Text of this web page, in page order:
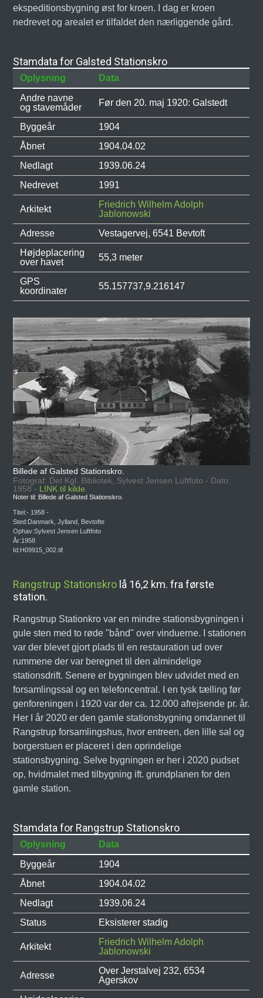
ekspeditionsbygning øst for kroen. I dag er kroen
nedrevet og arealet er tilfaldet den nærliggende gård.
Stamdata for Galsted Stationskro
Oplysning
Data
Andre navne
og stavemåder
Før den 20. maj 1920: Galstedt
Byggeår
1904
Åbnet
1904.04.02
Nedlagt
1939.06.24
Nedrevet
1991
Arkitekt
Friedrich Wilhelm Adolph
Jablonowski
Adresse
Vestagervej, 6541 Bevtoft
Højdeplacering
over havet
55,3 meter
GPS
koordinater
55.157737,9.216147
Billede af Galsted Stationskro.
Fotograf: Det Kgl. Bibliotek, Sylvest Jensen Luftfoto - Dato:
1958 - LINK til kilde.
Noter til: Billede af Galsted Stationskro.
Titel:- 1958 -
Sted:Danmark, Jylland, Bevtofte
Ophav:Sylvest Jensen Luftfoto
År:1958
Id:H09915_002.tif
Rangstrup Stationskro lå 16,2 km. fra første
station.
Rangstrup Stationkro var en mindre stationsbygningen i
gule sten med to røde "bånd" over vinduerne. I stationen
var der blevet gjort plads til en restauration ud over
rummene der var beregnet til den almindelige
stationsdrift. Senere er bygningen blev udvidet med en
forsamlingssal og en telefoncentral. I en tysk tælling før
genforeningen i 1920 var der ca. 12.000 afrejsende pr. år.
Her I år 2020 er den gamle stationsbygning omdannet til
Rangstrup forsamlingshus, hvor entreen, den lille sal og
borgerstuen er placeret i den oprindelige
stationsbygning. Selve bygningen er her i 2020 pudset
op, hvidmalet med tilbygning ift. grundplanen for den
gamle station.
Stamdata for Rangstrup Stationskro
Oplysning
Data
Byggeår
1904
Åbnet
1904.04.02
Nedlagt
1939.06.24
Status
Eksisterer stadig
Arkitekt
Friedrich Wilhelm Adolph
Jablonowski
Adresse
Over Jerstalvej 232, 6534
Agerskov